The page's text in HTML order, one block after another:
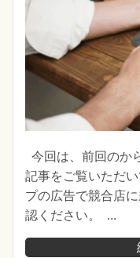
今回は、前回のか
記事をご覧いただ
プの広告で競合店
認ください。 ...